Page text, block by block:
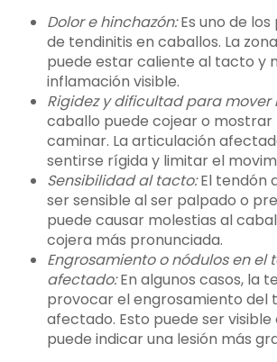
Dolor e hinchazón:Es uno de
de tendinitis en caballos. La
puede estar caliente al tacto y
inflamación visible.
Rigidez y dificultad para mover
caballo puede cojear o mostrar
caminar. La articulación
sentirse rígida y limitar el
Sensibilidad al tacto:El tendón
ser sensible al ser palpado o
puede causar molestias al
cojera más pronunciada.
Engrosamiento o nódulos en el
afectado:En algunos casos, la
provocar el engrosamiento del
afectado. Esto puede ser
puede indicar una lesión más